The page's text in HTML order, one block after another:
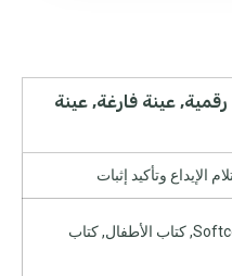
عينة فارغة, عينة
كتاب غلاف, كتاب Softcover, كتاب الأطفال, كتاب